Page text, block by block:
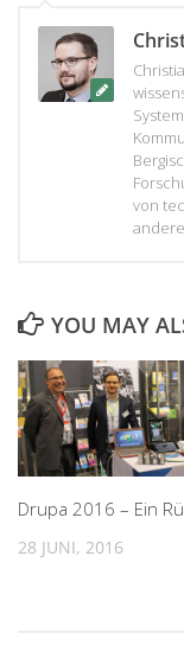
von
YOU MAY
Drupa 2016 – Ein
28 JUNI, 2016